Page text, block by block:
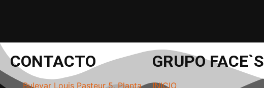
CONTACTO
Bulevar Louis Pasteur 5, Planta
GRUPO FACE`S
INICIO